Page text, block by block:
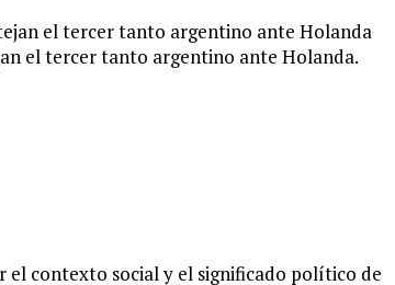
el tercer tanto argentino ante Holanda.
el contexto social y el significado político de